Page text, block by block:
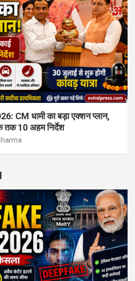
CM धामी का बड़ा एक्शन प्लान,
तक 10 अहम निर्देश